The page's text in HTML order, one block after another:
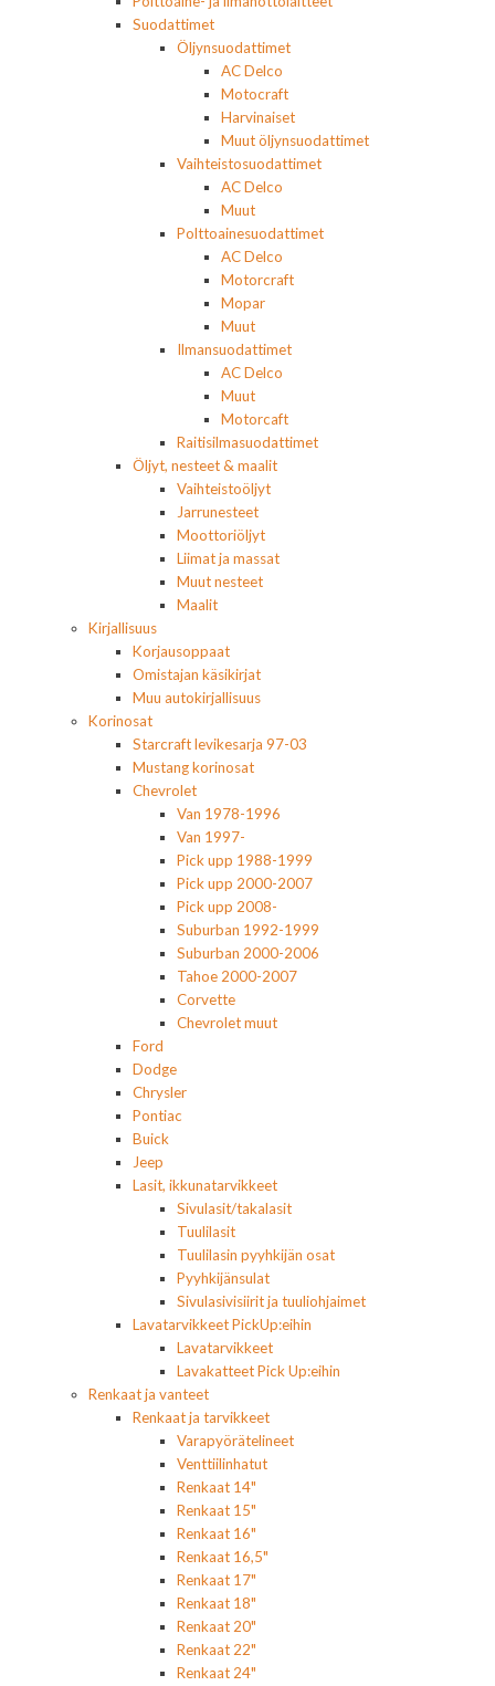
Suodattimet
Öljynsuodattimet
AC Delco
Motocraft
Harvinaiset
Muut öljynsuodattimet
Vaihteistosuodattimet
AC Delco
Muut
Polttoainesuodattimet
AC Delco
Motorcraft
Mopar
Muut
Ilmansuodattimet
AC Delco
Muut
Motorcaft
Raitisilmasuodattimet
Öljyt, nesteet & maalit
Vaihteistoöljyt
Jarrunesteet
Moottoriöljyt
Liimat ja massat
Muut nesteet
Maalit
Kirjallisuus
Korjausoppaat
Omistajan käsikirjat
Muu autokirjallisuus
Korinosat
Starcraft levikesarja 97-03
Mustang korinosat
Chevrolet
Van 1978-1996
Van 1997-
Pick upp 1988-1999
Pick upp 2000-2007
Pick upp 2008-
Suburban 1992-1999
Suburban 2000-2006
Tahoe 2000-2007
Corvette
Chevrolet muut
Ford
Dodge
Chrysler
Pontiac
Buick
Jeep
Lasit, ikkunatarvikkeet
Sivulasit/takalasit
Tuulilasit
Tuulilasin pyyhkijän osat
Pyyhkijänsulat
Sivulasivisiirit ja tuuliohjaimet
Lavatarvikkeet PickUp:eihin
Lavatarvikkeet
Lavakatteet Pick Up:eihin
Renkaat ja vanteet
Renkaat ja tarvikkeet
Varapyörätelineet
Venttiilinhatut
Renkaat 14"
Renkaat 15"
Renkaat 16"
Renkaat 16,5"
Renkaat 17"
Renkaat 18"
Renkaat 20"
Renkaat 22"
Renkaat 24"